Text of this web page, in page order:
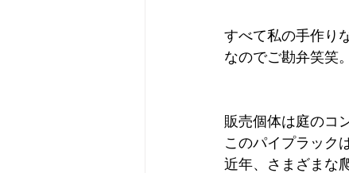
すべて私の手作り
なのでご勘弁笑笑。
販売個体は庭のコ
このパイプラック
近年、さまざまな